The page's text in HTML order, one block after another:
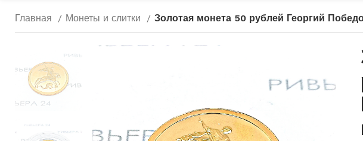
МУЖСКИЕ КОЛЬЦА ПЕЧАТКИ
СЕРЕБРЯНЫЕ КОЛЬЦА
Главная Монеты и слитки Золотая монета 50 рублей Георгий